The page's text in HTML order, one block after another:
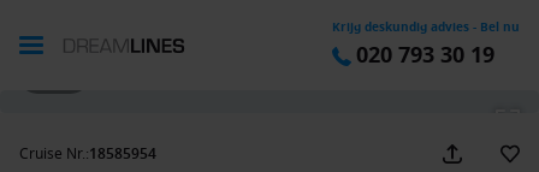
Krijg deskundig advies - Bel nu
020 793 30 19
Cruise Nr.:18585954